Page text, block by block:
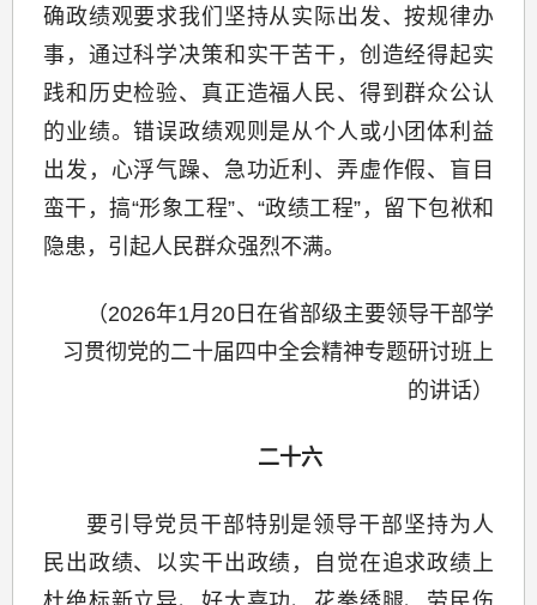
确政绩观要求我们坚持从实际出发、按规律办
事，通过科学决策和实干苦干，创造经得起实
践和历史检验、真正造福人民、得到群众公认
的业绩。错误政绩观则是从个人或小团体利益
出发，心浮气躁、急功近利、弄虚作假、盲目
蛮干，搞“形象工程”、“政绩工程”，留下包袱和
隐患，引起人民群众强烈不满。
（2026年1月20日在省部级主要领导干部学
习贯彻党的二十届四中全会精神专题研讨班上
的讲话）
二十六
要引导党员干部特别是领导干部坚持为人
民出政绩、以实干出政绩，自觉在追求政绩上